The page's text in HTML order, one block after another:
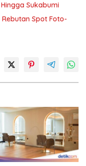
Sukabumi
Spot Foto-